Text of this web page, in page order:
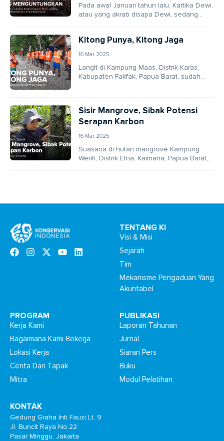
Pada awal Januari tahun lalu, Kartika Dewi,
atau yang akrab disapa Dewi, sedang
Kitong Punya, Kitong Jaga
16 Mar 2025
Langit di Kampung Maas, Distrik Karas,
Kabupaten Fakfak, Papua Barat, sudah
Sisir Mangrove, Sibak Potensi
Serapan Karbon
16 Mar 2025
Suasana di hutan mangrove Kampung
Werifi, Distrik Etna, Kaimana, Papua Barat,
TENTANG KI
Visi & Misi
Sejarah
Tim
Mekanisme Pengaduan Yang
Akuntabel
PROGRAM
Kerja Kami
Bagaimana Kami Bekerja
Lokasi Kerja
Cerita Dari Tapak
Mitra
PUBLIKASI
Laporan Tahunan
Jurnal
Siaran Pers
Buku
Modul Pelatihan
KONTAK
Gedung Graha Inti Fauzi Lt. 9
Jl. Buncit Raya No.22
Pasar Minggu, Jakarta